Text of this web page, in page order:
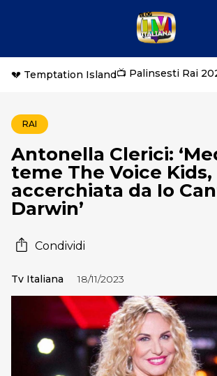
💔 Temptation Island📺 Palinsesti Rai
RAI
Antonella Clerici:
teme The Voice Kids,
accerchiata da Io
Darwin’
Condividi
Tv Italiana 18/11/2023